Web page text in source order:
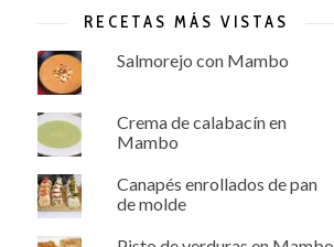
RECETAS MÁS VISTAS
Salmorejo con Mambo
Crema de calabacín en
Mambo
Canapés enrollados de pan
de molde